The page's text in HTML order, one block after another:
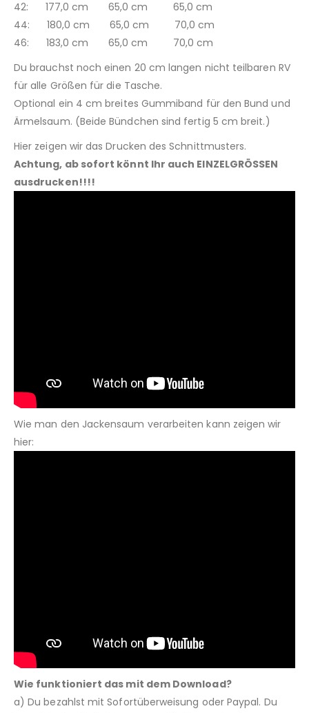
42: 177,0 cm 65,0 cm 65,0 cm
44: 180,0 cm 65,0 cm 70,0 cm
46: 183,0 cm 65,0 cm 70,0 cm
Du brauchst noch einen 20 cm langen nicht teilbaren RV
für alle Größen für die Tasche.
Optional ein 4 cm breites Gummiband für den Bund und
Ärmelsaum. (Beide Bündchen sind fertig 5 cm breit.)
Hier zeigen wir das Drucken des Schnittmusters.
Achtung, ab sofort könnt Ihr auch EINZELGRÖSSEN
ausdrucken!!!!
Wie man den Jackensaum verarbeiten kann zeigen wir
hier:
Wie funktioniert das mit dem Download?
a) Du bezahlst mit Sofortüberweisung oder Paypal. Du